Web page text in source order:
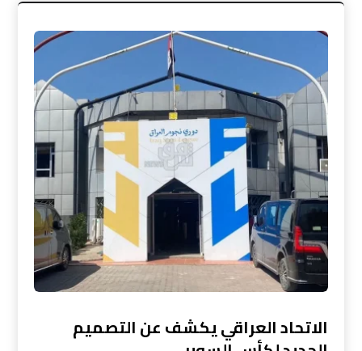
الاتحاد العراقي يكشف عن التصميم